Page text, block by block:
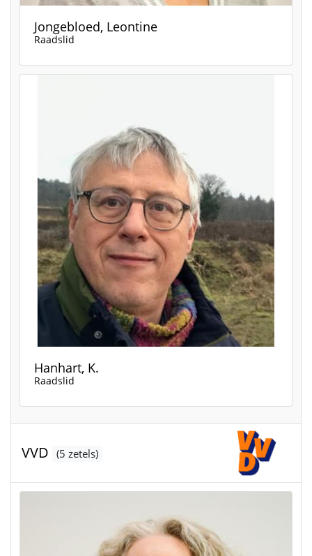
Jongebloed, Leontine
Raadslid
Hanhart, K.
Raadslid
VVD (5 zetels)